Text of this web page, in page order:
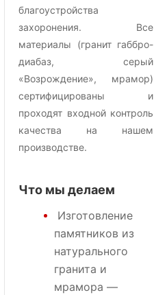
благоустройства
захоронения. Все
материалы (гранит габбро-
диабаз, серый
«Возрождение», мрамор)
сертифицированы и
проходят входной контроль
качества на нашем
производстве.
Что мы делаем
Изготовление
памятников из
натурального
гранита и
мрамора —